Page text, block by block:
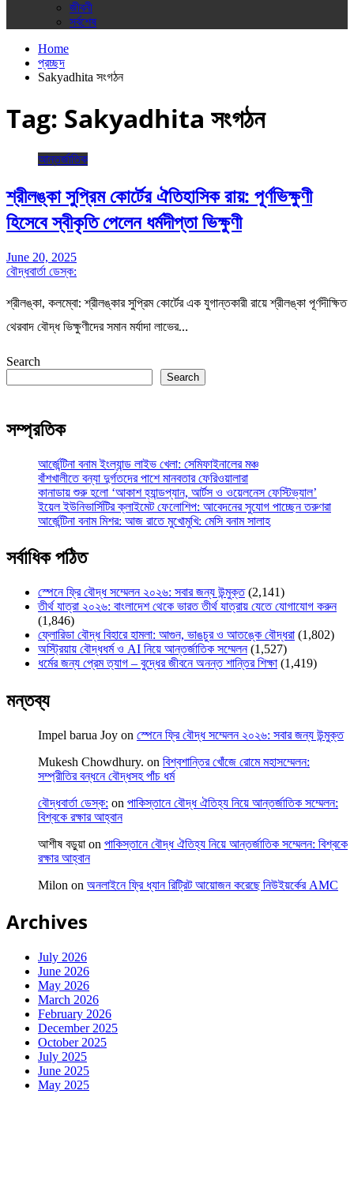
জীবনী
সর্বশেষ
Home
প্রচ্ছদ
Sakyadhita সংগঠন
Tag: Sakyadhita সংগঠন
আন্তর্জাতিক
শ্রীলঙ্কা সুপ্রিম কোর্টের ঐতিহাসিক রায়: পূর্ণভিক্ষুণী
হিসেবে স্বীকৃতি পেলেন ধর্মদীপ্তা ভিক্ষুণী
June 20, 2025
বৌদ্ধবার্তা ডেস্ক:
শ্রীলঙ্কা, কলম্বো: শ্রীলঙ্কার সুপ্রিম কোর্টের এক যুগান্তকারী রায়ে শ্রীলঙ্কা পূর্ণদীক্ষিত
থেরবাদ বৌদ্ধ ভিক্ষুণীদের সমান মর্যাদা লাভের…
Search
Search
সম্প্রতিক
আর্জেন্টিনা বনাম ইংল্যান্ড লাইভ খেলা: সেমিফাইনালের মঞ্চ
বাঁশখালীতে বন্যা দুর্গতদের পাশে মানবতার ফেরিওয়ালারা
কানাডায় শুরু হলো ‘আকাশ হ্যান্ডপ্যান, আর্টস ও ওয়েলনেস ফেস্টিভ্যাল’
ইয়েল ইউনিভার্সিটির ক্লাইমেট ফেলোশিপ: আবেদনের সুযোগ পাচ্ছেন তরুণরা
আর্জেন্টিনা বনাম মিশর: আজ রাতে মুখোমুখি: মেসি বনাম সালাহ
সর্বাধিক পঠিত
স্পেনে ফ্রি বৌদ্ধ সম্মেলন ২০২৬: সবার জন্য উন্মুক্ত (2,141)
তীর্থ যাত্রা ২০২৬: বাংলাদেশ থেকে ভারত তীর্থ যাত্রায় যেতে যোগাযোগ করুন
(1,846)
ফ্লোরিডা বৌদ্ধ বিহারে হামলা: আগুন, ভাঙচুর ও আতঙ্কে বৌদ্ধরা (1,802)
অস্ট্রিয়ায় বৌদ্ধধর্ম ও AI নিয়ে আন্তর্জাতিক সম্মেলন (1,527)
ধর্মের জন্য প্রেম ত্যাগ – বুদ্ধের জীবনে অনন্ত শান্তির শিক্ষা (1,419)
মন্তব্য
Impel barua Joy on স্পেনে ফ্রি বৌদ্ধ সম্মেলন ২০২৬: সবার জন্য উন্মুক্ত
Mukesh Chowdhury. on বিশ্বশান্তির খোঁজে রোমে মহাসম্মেলন:
সম্প্রীতির বন্ধনে বৌদ্ধসহ পাঁচ ধর্ম
বৌদ্ধবার্তা ডেস্ক: on পাকিস্তানে বৌদ্ধ ঐতিহ্য নিয়ে আন্তর্জাতিক সম্মেলন:
বিশ্বকে রক্ষার আহ্বান
আশীষ বড়ুয়া on পাকিস্তানে বৌদ্ধ ঐতিহ্য নিয়ে আন্তর্জাতিক সম্মেলন: বিশ্বকে
রক্ষার আহ্বান
Milon on অনলাইনে ফ্রি ধ্যান রিট্রিট আয়োজন করেছে নিউইয়র্কের AMC
Archives
July 2026
June 2026
May 2026
March 2026
February 2026
December 2025
October 2025
July 2025
June 2025
May 2025